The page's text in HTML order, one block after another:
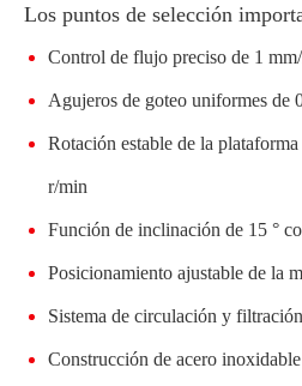
Los puntos de selección
Control de flujo preciso de 1
Agujeros de goteo uniformes de
Rotación estable de la
r/min
Función de inclinación de 15 °
Posicionamiento ajustable de la
Sistema de circulación y
Construcción de acero